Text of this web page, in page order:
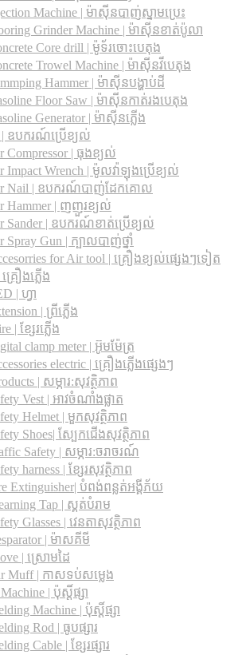
Machine | ម៉ាស៊ីនបាញ់ស្នាមប្រេះ
Grinder Machine | ម៉ាស៊ីនខាត់ប៉ូលា
Core drill | ម៉ូទ័រចោះបេតុង
Trowel Machine | ម៉ាស៊ីនវីបេតុង
Hammer | ម៉ាស៊ីនបង្ហាប់ដី
Floor Saw | ម៉ាស៊ីនកាត់រងបេតុង
Generator | ម៉ាស៊ីនភ្លើង
| ឧបករណ៍ប្រើខ្យល់
Compressor | ធុងខ្យល់
Impact Wrench | ម៉ូលវ៉ាឡុងប្រើខ្យល់
Nail | ឧបករណ៍បាញ់ដែកគោល
Hammer | ញញួរខ្យល់
Sander | ឧបករណ៍ខាត់ប្រើខ្យល់
Spray Gun | ក្បាលបាញ់ថ្នាំ
for Air tool | គ្រឿងខ្យល់ផ្សេងៗទៀត
រឿងភ្លើង
| ហ្វា
| ព្រីភ្លើង
| ខ្សែរភ្លើង
clamp meter | អ៊ូមម៉ែត្រ
electric | គ្រឿងភ្លើងផ្សេងៗ
| សម្ភារ:សុវត្ថិភាព
Vest | អាវចំណាំងផ្លាត
Helmet | មួកសុវត្ថិភាព
Shoes| ស្បែកជើងសុវត្ថិភាព
Safety​ | សម្ភារ:ចរាចរណ៍
harness | ខ្សែរសុវត្ថិភាព
Extinguisher| បំពង់ពន្លត់អង្គីភ័យ
Tap | ស្គត់បំរាម
Glasses | វេនតាសុវត្ថិភាព
| ម៉ាសគីមី
| ស្រោមដៃ
Muff | កាសទប់សម្លេង
| ប៉ុស្តិ៍ផ្សា
Machine | ប៉ុស្តិ៍ផ្សា
Rod | ធូបផ្សារ
Cable | ខ្សែរផ្សារ